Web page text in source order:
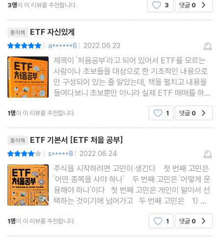
05 국내 전략형
06 국내 액티브형
07 국내 자산배분형
08 글로벌 자산배분형
09 미국 섹터형
10 미국 팩터형
11 미국 테마형
12 미국 전략형
14 글로벌 테마
15 중국 섹터형
16 중국 테마형
17 유럽 팩터형
18 일본 섹터형
냈던 책 비해 보다 다양한 전략을 설명해주고 주는데
전략
3명이 이 리뷰를 추천합니다. 3 댓글 0
종이책 ETF 자신있게
| a******6 | 2022.06.23
제목이 '처음공부'라고 되어 있어서 ETF를 모르는
사람이나 초보들을 대상으로 한 기초적인 내용으로
만 구성되어 있는 줄 알았는데, 책을 펼치고 내용을
들여다보니 초보뿐만 아니라 실제 ETF 매매를 하고
있는 투자자들에게도 꼭 필요한 내용이 담겨있다고
할 수 있겠습니다. 저도 ETF에 대한 공부도 좀 해
ETF 설정방법, 종류
1명이 이 리뷰를 추천합니다. 1 댓글 0
종이책 ETF 기본서 [ETF 처음 공부]
| s*****8 | 2022.06.24
주식을 시작하려면 고민이 생긴다 첫 번째 고민은
'어떤 종목을 사야 하나' 두 번째 고민은 '어떻게 운
용해야 하나'이다 첫 번째 고민은 개인이 알아서 선
택하는 것이기에 넘어가고 두 번째 고민은 1) 개
인투자 : 주식을 본인이 직접 투자 2) 펀드를 해야
하나 3) ETF를 해야 하나 세 가지 모두 장단점이
1명이 이 리뷰를 추천합니다. 1 댓글 0